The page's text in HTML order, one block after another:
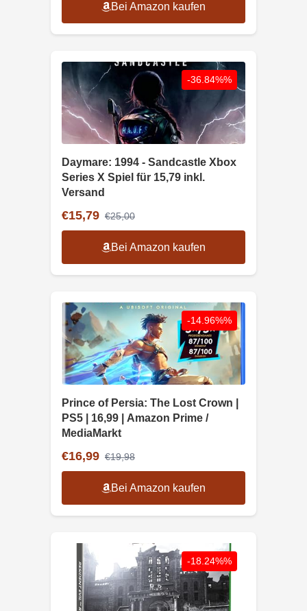
Bei Amazon kaufen
-36.84%%
Daymare: 1994 - Sandcastle Xbox
Series X Spiel für 15,79 inkl.
Versand
€15,79 €25,00
Bei Amazon kaufen
-14.96%%
Prince of Persia: The Lost Crown |
PS5 | 16,99 | Amazon Prime /
MediaMarkt
€16,99 €19,98
Bei Amazon kaufen
-18.24%%